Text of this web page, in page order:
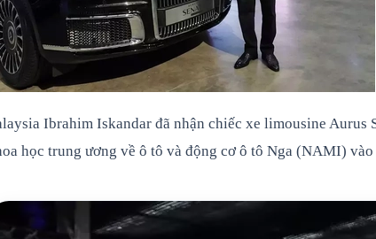
Ibrahim Iskandar đã nhận chiếc xe limousine
học trung ương về ô tô và động cơ ô tô Nga (NAMI) vào